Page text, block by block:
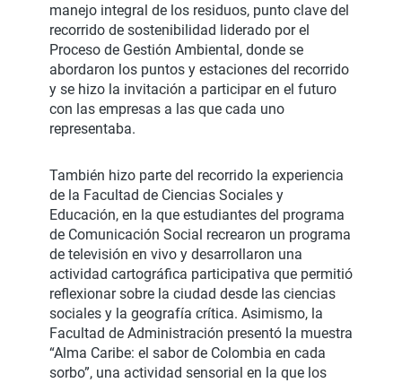
manejo integral de los residuos, punto clave del
recorrido de sostenibilidad liderado por el
Proceso de Gestión Ambiental, donde se
abordaron los puntos y estaciones del recorrido
y se hizo la invitación a participar en el futuro
con las empresas a las que cada uno
representaba.
También hizo parte del recorrido la experiencia
de la Facultad de Ciencias Sociales y
Educación, en la que estudiantes del programa
de Comunicación Social recrearon un programa
de televisión en vivo y desarrollaron una
actividad cartográfica participativa que permitió
reflexionar sobre la ciudad desde las ciencias
sociales y la geografía crítica. Asimismo, la
Facultad de Administración presentó la muestra
“Alma Caribe: el sabor de Colombia en cada
sorbo”, una actividad sensorial en la que los